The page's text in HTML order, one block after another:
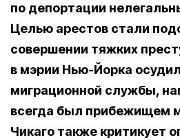
по депортации
Целью арестов стали
совершении тяжких
в мэрии Нью-Йорка
миграционной службы,
всегда был прибежищем
Чикаго также критикует